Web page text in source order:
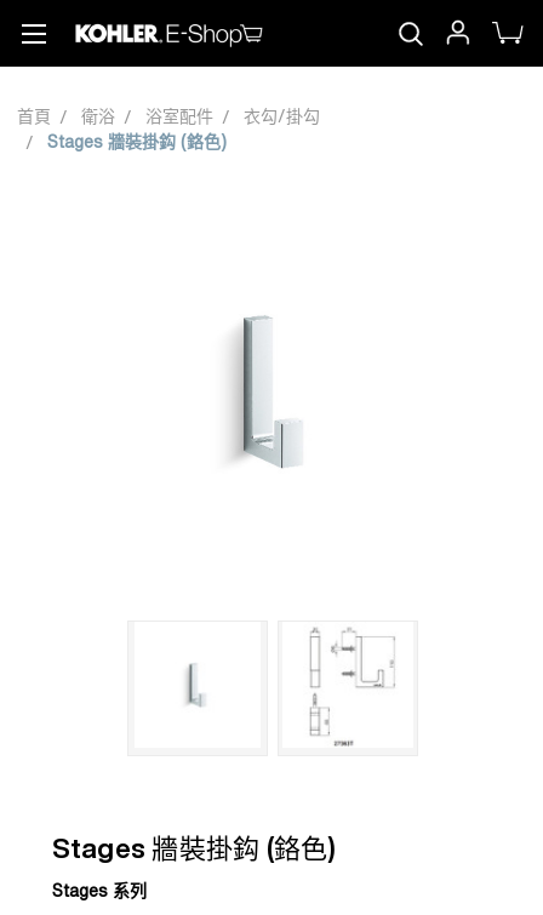
首頁 衛浴 浴室配件
衣勾/掛勾
Stages 牆裝掛鈎 (鉻色)
Stages 牆裝掛鈎 (鉻色)
Stages 系列